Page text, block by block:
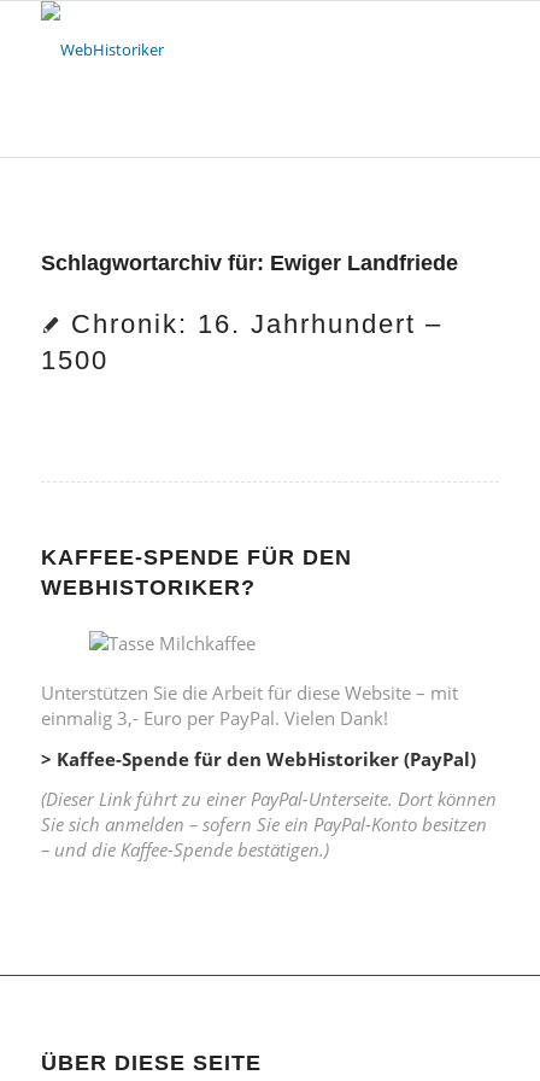
Schlagwortarchiv für: Ewiger Landfriede
Chronik: 16. Jahrhundert –
1500
KAFFEE-SPENDE FÜR DEN
WEBHISTORIKER?
Unterstützen Sie die Arbeit für diese Website – mit
einmalig 3,- Euro per PayPal. Vielen Dank!
> Kaffee-Spende für den WebHistoriker (PayPal)
(Dieser Link führt zu einer PayPal-Unterseite. Dort können
Sie sich anmelden – sofern Sie ein PayPal-Konto besitzen
– und die Kaffee-Spende bestätigen.)
ÜBER DIESE SEITE